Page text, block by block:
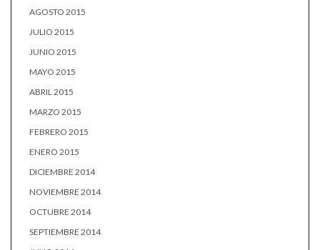
AGOSTO 2015
JULIO 2015
JUNIO 2015
MAYO 2015
ABRIL 2015
MARZO 2015
FEBRERO 2015
ENERO 2015
DICIEMBRE 2014
NOVIEMBRE 2014
OCTUBRE 2014
SEPTIEMBRE 2014